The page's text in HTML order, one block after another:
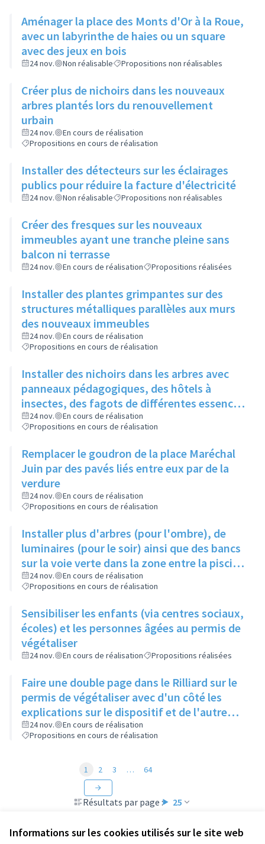
Informations sur les cookies utilisés sur le site web
Aménager la place des Monts d'Or à la Roue,
avec un labyrinthe de haies ou un square
avec des jeux en bois
24 nov. Non réalisable Propositions non réalisables
Créer plus de nichoirs dans les nouveaux
arbres plantés lors du renouvellement
urbain
24 nov.
En cours de réalisation
Propositions en cours de réalisation
Installer des détecteurs sur les éclairages
publics pour réduire la facture d'électricité
24 nov. Non réalisable Propositions non réalisables
Créer des fresques sur les nouveaux
immeubles ayant une tranche pleine sans
balcon ni terrasse
24 nov. En cours de réalisation Propositions réalisées
Installer des plantes grimpantes sur des
structures métalliques parallèles aux murs
des nouveaux immeubles
24 nov.
En cours de réalisation
Propositions en cours de réalisation
Installer des nichoirs dans les arbres avec
panneaux pédagogiques, des hôtels à
insectes, des fagots de différentes essences
pour stimuler la biodiversité sur la place du
Château à la Roue
24 nov.
En cours de réalisation
Propositions en cours de réalisation
Remplacer le goudron de la place Maréchal
Juin par des pavés liés entre eux par de la
verdure
24 nov.
En cours de réalisation
Propositions en cours de réalisation
Installer plus d'arbres (pour l'ombre), de
luminaires (pour le soir) ainsi que des bancs
sur la voie verte dans la zone entre la piscine
et la rue de l'Industrie
24 nov.
En cours de réalisation
Propositions en cours de réalisation
Sensibiliser les enfants (via centres sociaux,
écoles) et les personnes âgées au permis de
végétaliser
24 nov. En cours de réalisation Propositions réalisées
Faire une double page dans le Rilliard sur le
permis de végétaliser avec d'un côté les
explications sur le dispositif et de l'autre
côté des exemples concrets de lieux à
investir
24 nov.
En cours de réalisation
Propositions en cours de réalisation
Résultats par page : 25
1 2 3 … 64